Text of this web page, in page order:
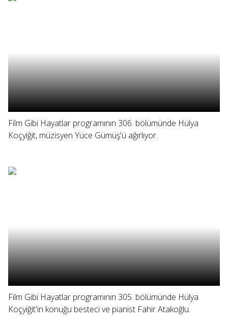
Film Gibi Hayatlar programının 306. bölümünde Hülya
Koçyiğit, müzisyen Yüce Gümüş'ü ağırlıyor.
Film Gibi Hayatlar programının 305. bölümünde Hülya
Koçyiğit'in konuğu besteci ve pianist Fahir Atakoğlu.